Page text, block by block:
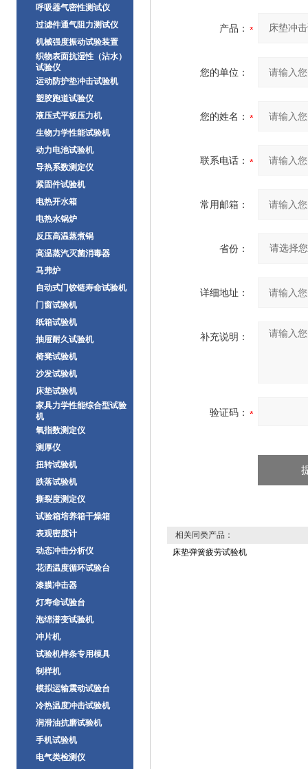
呼吸器气密性测试仪
过滤件通气阻力测试仪
机械强度振动试验装置
织物表面抗湿性（沾水）
试验仪
运动防护垫冲击试验机
塑胶跑道试验仪
液压式平板压力机
生物力学性能试验机
动力电池试验机
导热系数测定仪
紧固件试验机
电热开水箱
电热水锅炉
反压高温蒸煮锅
高温蒸汽灭菌消毒器
马弗炉
自动式门铰链寿命试验机
门窗试验机
纸箱试验机
抽屉耐久试验机
椅凳试验机
沙发试验机
床垫试验机
家具力学性能综合型试验
机
氧指数测定仪
测厚仪
扭转试验机
跌落试验机
撕裂度测定仪
试验箱培养箱干燥箱
表观密度计
动态冲击分析仪
花洒温度循环试验台
漆膜冲击器
灯寿命试验台
泡绵潜变试验机
冲片机
试验机样条专用模具
制样机
模拟运输震动试验台
冷热温度冲击试验机
润滑油抗磨试验机
手机试验机
电气类检测仪
产品：
您的单位：
您的姓名：
联系电话：
常用邮箱：
省份：
详细地址：
补充说明：
验证码：
相关同类产品：
床垫弹簧疲劳试验机